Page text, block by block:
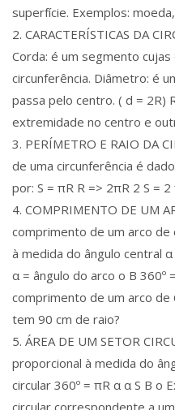
superfície. Exemplos:
2. CARACTERÍSTICAS DA
Corda: é um segmento
circunferência. Diâmetro: é
passa pelo centro. ( d = 2R)
extremidade no centro e
3. PERÍMETRO E RAIO DA
de uma circunferência é
por: S = πR R => 2πR 2 S = 2
4. COMPRIMENTO DE UM
comprimento de um arco de
à medida do ângulo central
α = ângulo do arco o B 360º
comprimento de um arco de
tem 90 cm de raio?
5. ÁREA DE UM SETOR
proporcional à medida do
circular 360º = πR α α S B o